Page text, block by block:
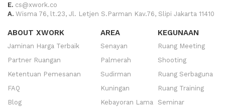
E. cs@xwork.co
A. Wisma 76, lt.23, Jl. Letjen S.Parman Kav.76, Slipi Jakarta 11410
ABOUT XWORK
Jaminan Harga Terbaik
Partner Ruangan
Ketentuan Pemesanan
FAQ
Blog
AREA
Senayan
Palmerah
Sudirman
Kuningan
Kebayoran Lama
KEGUNAAN
Ruang Meeting
Shooting
Ruang Serbaguna
Ruang Training
Seminar